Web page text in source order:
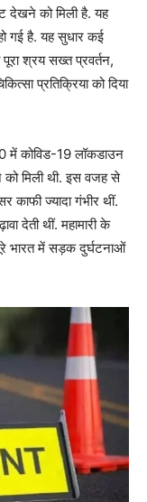
देखने को मिली है. यह
है. यह सुधार कई
श्रय सख्त प्रवर्तन,
प्रतिक्रिया को दिया
में कोविड-19 लॉकडाउन
को मिली थी. इस वजह से
काफी ज्यादा गंभीर थीं.
देती थीं. महामारी के
भारत में सड़क दुर्घटनाओं